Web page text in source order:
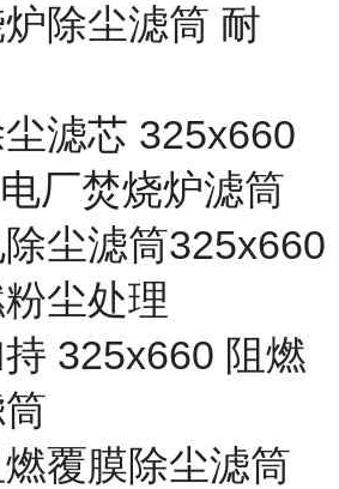
除尘滤筒 耐
滤芯 325x660
厂焚烧炉滤筒
尘滤筒325x660
尘处理
325x660 阻燃
覆膜除尘滤筒